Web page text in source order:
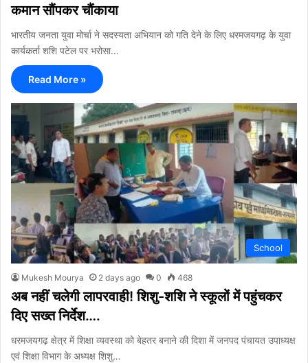
कमान सौंपकर चौंकाया
भारतीय जनता युवा मोर्चा ने सदस्यता अभियान को गति देने के लिए धरमजयगढ़ के युवा
कार्यकर्ता शशि पटेल पर भरोसा…
Read More »
School
Mukesh Mourya 2 days ago 0 468
अब नहीं चलेगी लापरवाही! शिशु-शशि ने स्कूलों में पहुंचकर
दिए सख्त निर्देश….
धरमजयगढ़ क्षेत्र में शिक्षा व्यवस्था को बेहतर बनाने की दिशा में जनपद पंचायत उपाध्यक्ष
एवं शिक्षा विभाग के अध्यक्ष शिशु…